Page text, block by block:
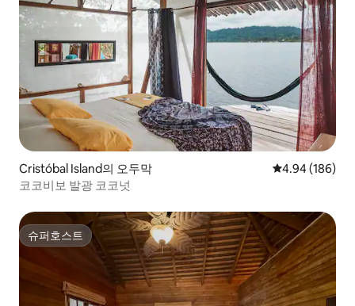
Cristóbal Island의 오두막 평점 4.94점(5
4.94 (186)
코코비보 발광 코코넛
슈퍼호스트
슈퍼호스트